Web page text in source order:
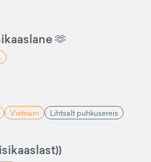
🫶
Vietnam Lihtsalt puhkusereis